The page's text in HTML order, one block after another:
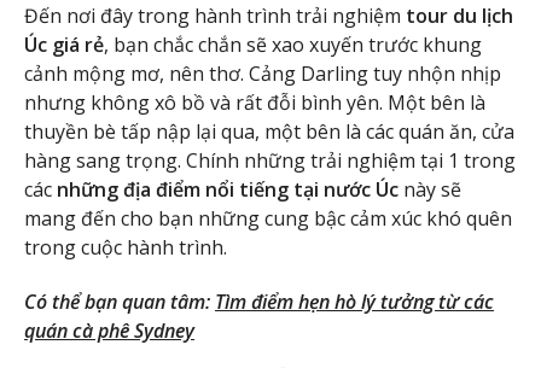
Đến nơi đây trong hành trình trải nghiệm tour du lịch
Úc giá rẻ, bạn chắc chắn sẽ xao xuyến trước khung
cảnh mộng mơ, nên thơ. Cảng Darling tuy nhộn nhịp
nhưng không xô bồ và rất đỗi bình yên. Một bên là
thuyền bè tấp nập lại qua, một bên là các quán ăn, cửa
hàng sang trọng. Chính những trải nghiệm tại 1 trong
các những địa điểm nổi tiếng tại nước Úc này sẽ
mang đến cho bạn những cung bậc cảm xúc khó quên
trong cuộc hành trình.
Có thể bạn quan tâm: Tìm điểm hẹn hò lý tưởng từ các
quán cà phê Sydney